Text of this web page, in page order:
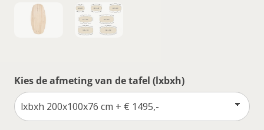
Kies de afmeting van de tafel (lxbxh)